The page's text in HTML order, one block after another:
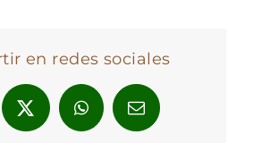
en redes sociales
X WhatsAppEmail